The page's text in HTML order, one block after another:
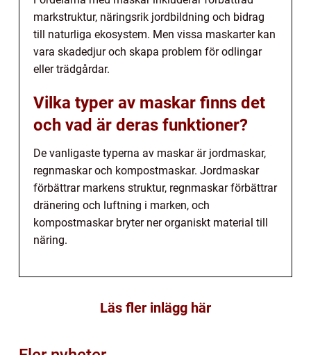
markstruktur, näringsrik jordbildning och bidrag
till naturliga ekosystem. Men vissa maskarter kan
vara skadedjur och skapa problem för odlingar
eller trädgårdar.
Vilka typer av maskar finns det
och vad är deras funktioner?
De vanligaste typerna av maskar är jordmaskar,
regnmaskar och kompostmaskar. Jordmaskar
förbättrar markens struktur, regnmaskar förbättrar
dränering och luftning i marken, och
kompostmaskar bryter ner organiskt material till
näring.
Läs fler inlägg här